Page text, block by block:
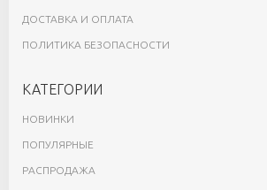
ДОСТАВКА И ОПЛАТА
ПОЛИТИКА БЕЗОПАСНОСТИ
КАТЕГОРИИ
НОВИНКИ
ПОПУЛЯРНЫЕ
РАСПРОДАЖА